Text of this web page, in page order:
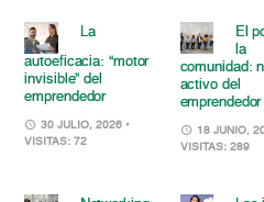
La
autoeficacia: “motor
invisible” del
emprendedor
30 JULIO, 2026 •
VISITAS: 72
El
la
comunidad:
activo del
emprendedor
18 JUNIO,
VISITAS: 289